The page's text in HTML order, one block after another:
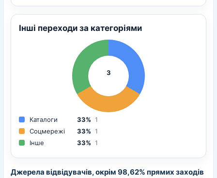
Інші переходи за категоріями
3
Каталоги 33% 1
Соцмережі
33% 1
Інше
33% 1
Джерела відвідувачів, окрім 98,62% прямих заходів